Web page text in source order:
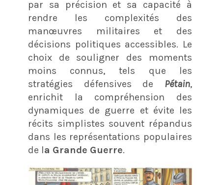
par sa précision et sa capacité à
rendre les complexités des
manœuvres militaires et des
décisions politiques accessibles. Le
choix de souligner des moments
moins connus, tels que les
stratégies défensives de Pétain,
enrichit la compréhension des
dynamiques de guerre et évite les
récits simplistes souvent répandus
dans les représentations populaires
de la Grande Guerre.